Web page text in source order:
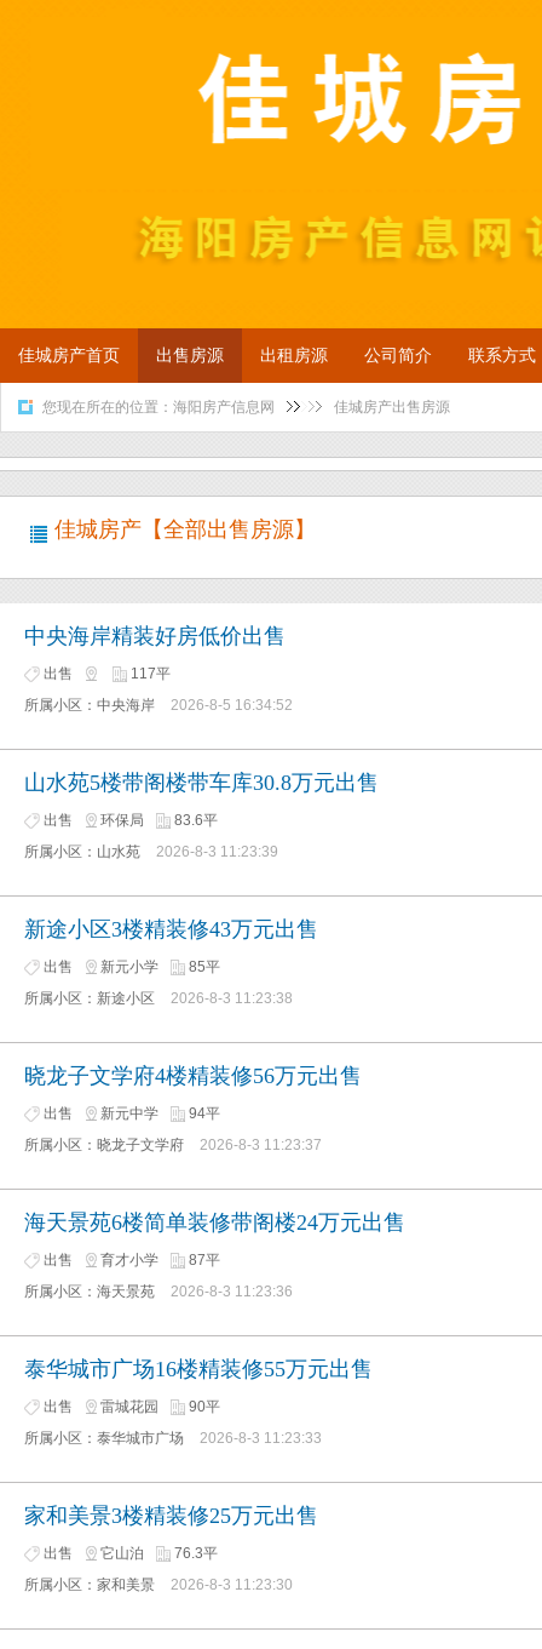
佳城房产首页 出售房源 出租房源 公司简介 联系方式
您现在所在的位置： 海阳房产信息网 佳城房产出售房源
佳城房产【全部出售房源】
中央海岸精装好房低价出售
出售
117平
所属小区：中央海岸
2026-8-5 16:34:52
山水苑5楼带阁楼带车库30.8万元出售
出售 环保局
83.6平
所属小区：山水苑
2026-8-3 11:23:39
新途小区3楼精装修43万元出售
出售 新元小学
85平
所属小区：新途小区
2026-8-3 11:23:38
晓龙子文学府4楼精装修56万元出售
出售 新元中学
94平
所属小区：晓龙子文学府
2026-8-3 11:23:37
海天景苑6楼简单装修带阁楼24万元出售
出售 育才小学
87平
所属小区：海天景苑
2026-8-3 11:23:36
泰华城市广场16楼精装修55万元出售
出售 雷城花园
90平
所属小区：泰华城市广场
2026-8-3 11:23:33
家和美景3楼精装修25万元出售
出售 它山泊
76.3平
所属小区：家和美景
2026-8-3 11:23:30